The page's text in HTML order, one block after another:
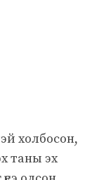
холбосон,
таны эх